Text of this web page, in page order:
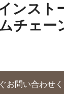
ンスト
チェー
お問い合わせ